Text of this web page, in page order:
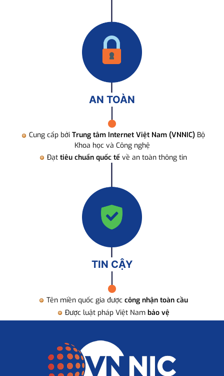
AN TOÀN
Cung cấp bởi Trung tâm Internet Việt Nam (VNNIC) Bộ
Khoa học và Công nghệ
Đạt tiêu chuẩn quốc tế về an toàn thông tin
TIN CẬY
Tên miền quốc gia được công nhận toàn cầu
Được luật pháp Việt Nam bảo vệ